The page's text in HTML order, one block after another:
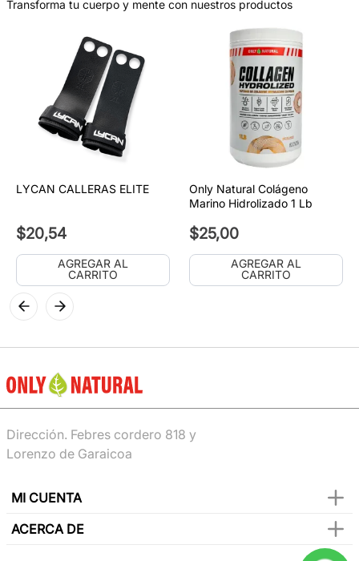
Transforma tu cuerpo y mente con nuestros productos
LYCAN CALLERAS ELITE
$20,54
AGREGAR AL
CARRITO
Only Natural Colágeno
Marino Hidrolizado 1 Lb
$25,00
AGREGAR AL
CARRITO
Dirección. Febres cordero 818 y
Lorenzo de Garaicoa
MI CUENTA
ACERCA DE